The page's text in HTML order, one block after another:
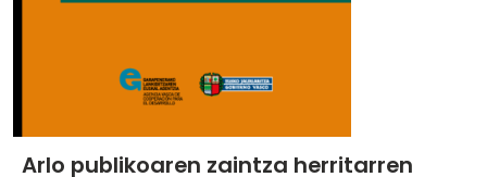
Arlo publikoaren zaintza herritarren